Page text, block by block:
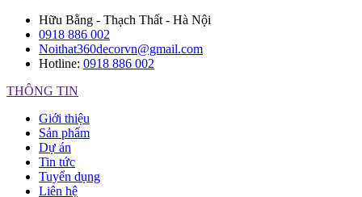
Hữu Bằng - Thạch Thất - Hà Nội
0918 886 002
Noithat360decorvn@gmail.com
Hotline: 0918 886 002
THÔNG TIN
Giới thiệu
Sản phẩm
Dự án
Tin tức
Tuyển dụng
Liên hệ